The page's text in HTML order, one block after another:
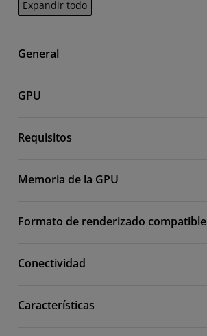
Expandir todo
General
GPU
Requisitos
Memoria de la GPU
Formato de renderizado compatible
Conectividad
Características